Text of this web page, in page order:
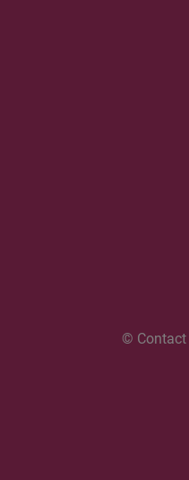
© Contact